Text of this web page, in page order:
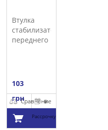
Втулка
стабилизатора
переднего
103
грнСравнение
В
Рассрочку